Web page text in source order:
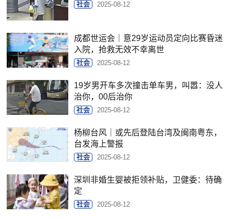
社会 2025-08-12
成都世运会｜意29岁运动员定向比赛昏迷
入院，抢救无效不幸离世
社会 2025-08-12
19岁男开车多次撞击单车男，叫嚣：没人
治你，00后治你
社会 2025-08-12
杨柳台风｜或先后登陆台湾及闽南粤东，
台发海上警报
社会 2025-08-12
深圳非婚生婴被拒领补贴，卫健委：待确
定
社会 2025-08-12